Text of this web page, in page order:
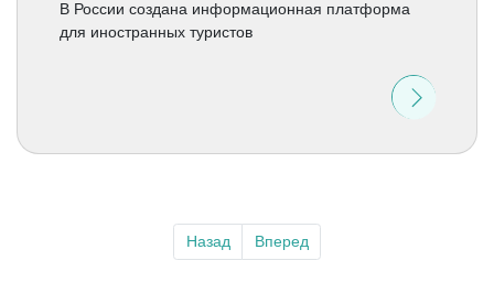
В России создана информационная платформа
для иностранных туристов
Назад Вперед